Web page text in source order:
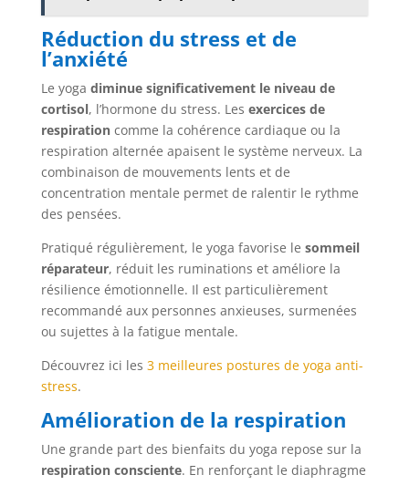
Réduction du stress et de
l’anxiété
Le yoga diminue significativement le niveau de
cortisol, l’hormone du stress. Les exercices de
respirationcomme la cohérence cardiaque ou la
respiration alternée apaisent le système nerveux. La
combinaison de mouvements lents et de
concentration mentale permet de ralentir le rythme
des pensées.
Pratiqué régulièrement, le yoga favorise le sommeil
réparateur, réduit les ruminations et améliore la
résilience émotionnelle. Il est particulièrement
recommandé aux personnes anxieuses, surmenées
ou sujettes à la fatigue mentale.
Découvrez ici les 3 meilleures postures de yoga anti-
stress.
Amélioration de la respiration
Une grande part des bienfaits du yoga repose sur la
respiration consciente. En renforçant le diaphragme